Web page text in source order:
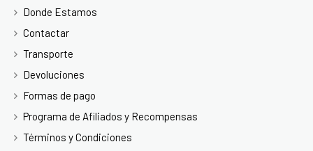
Donde Estamos
Contactar
Transporte
Devoluciones
Formas de pago
Programa de Afiliados y Recompensas
Términos y Condiciones